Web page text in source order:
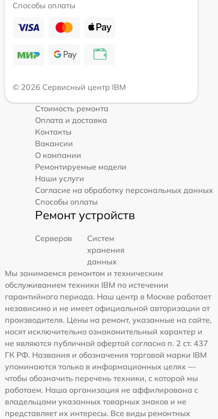
Способы оплаты
© 2026 Сервисный центр IBM
Стоимость ремонта
Оплата и доставка
Контакты
Вакансии
О компании
Ремонтируемые модели
Наши услуги
Согласие на обработку персональных данных
Способы оплаты
Ремонт устройств
Серверов
Систем
хранения
данных
Мы занимаемся ремонтом и техническим
обслуживанием техники IBM по истечении
гарантийного периода. Наш центр в Москве работает
независимо и не имеет официальной авторизации от
производителя. Цены на ремонт, указанные на сайте,
носят исключительно ознакомительный характер и
не являются публичной офертой согласно п. 2 ст. 437
ГК РФ. Названия и обозначения торговой марки IBM
упоминаются только в информационных целях —
чтобы обозначить перечень техники, с которой мы
работаем. Наша организация не аффилирована с
владельцами указанных товарных знаков и не
представляет их интересы. Все виды ремонтных